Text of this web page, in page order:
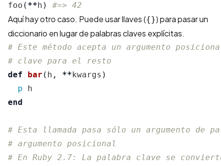
foo ( **h ) #=> 42
Aquí hay otro caso. Puede usar llaves ({}) para pasar un
diccionario en lugar de palabras claves explícitas.
# Este método acepta un argumento
# clave para el resto
def
bar ( h , **kwargs )
p
h
end
# Esta llamada pasa sólo un argumento de
# argumento posicional
# En Ruby 2.7: La palabra clave se